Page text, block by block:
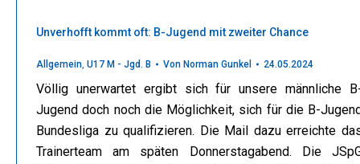
Unverhofft kommt oft: B-Jugend mit zweiter Chance
Allgemein, U17 M - Jgd. B Von Norman Gunkel 24.05.2024
Völlig unerwartet ergibt sich für unsere männliche
Jugend doch noch die Möglichkeit, sich für die B-
Bundesliga zu qualifizieren. Die Mail dazu erreichte
Trainerteam am späten Donnerstagabend. Die